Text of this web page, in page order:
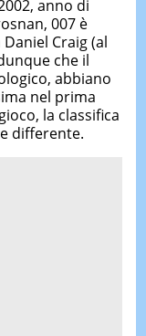
anno di
007 è
Craig (al
che il
abbiano
nel prima
la classifica
differente.